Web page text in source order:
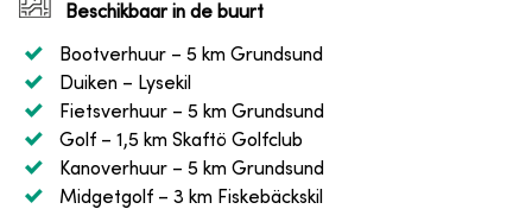
Beschikbaar in de buurt
Bootverhuur – 5 km Grundsund
Duiken – Lysekil
Fietsverhuur – 5 km Grundsund
Golf – 1,5 km Skaftö Golfclub
Kanoverhuur – 5 km Grundsund
Midgetgolf – 3 km Fiskebäckskil